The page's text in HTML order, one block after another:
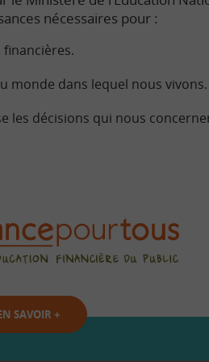
nécessaires pour :
financières.
monde dans lequel nous vivons.
les décisions qui nous
SAVOIR +